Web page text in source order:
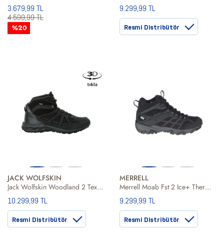
3.679,99 TL
4.599,99 TL
%20
9.299,99 TL
Resmi Distribütör
JACK WOLFSKIN
Jack Wolfskin Woodland 2 Texapore Mid Erkek Siyah Bot
10.299,99 TL
Resmi Distribütör
MERRELL
Merrell Moab Fst 2 Ice+ Thermo Erkek Bot
9.299,99 TL
Resmi Distribütör